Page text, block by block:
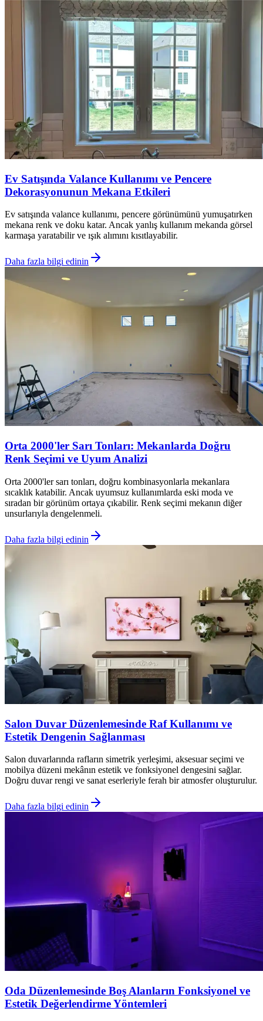
Ev Satışında Valance Kullanımı ve Pencere
Dekorasyonunun Mekana Etkileri
Ev satışında valance kullanımı, pencere görünümünü yumuşatırken
mekana renk ve doku katar. Ancak yanlış kullanım mekanda görsel
karmaşa yaratabilir ve ışık alımını kısıtlayabilir.
Daha fazla bilgi edinin
Orta 2000'ler Sarı Tonları: Mekanlarda Doğru
Renk Seçimi ve Uyum Analizi
Orta 2000'ler sarı tonları, doğru kombinasyonlarla mekanlara
sıcaklık katabilir. Ancak uyumsuz kullanımlarda eski moda ve
sıradan bir görünüm ortaya çıkabilir. Renk seçimi mekanın diğer
unsurlarıyla dengelenmeli.
Daha fazla bilgi edinin
Salon Duvar Düzenlemesinde Raf Kullanımı ve
Estetik Dengenin Sağlanması
Salon duvarlarında rafların simetrik yerleşimi, aksesuar seçimi ve
mobilya düzeni mekânın estetik ve fonksiyonel dengesini sağlar.
Doğru duvar rengi ve sanat eserleriyle ferah bir atmosfer oluşturulur.
Daha fazla bilgi edinin
Oda Düzenlemesinde Boş Alanların Fonksiyonel ve
Estetik Değerlendirme Yöntemleri